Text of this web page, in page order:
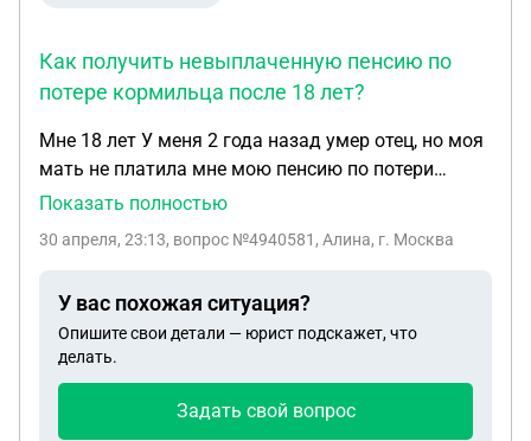
Как получить невыплаченную пенсию по
потере кормильца после 18 лет?
Мне 18 лет У меня 2 года назад умер отец, но моя
мать не платила мне мою пенсию по потери
кормильца,так как я с 16 лет живу отдельно от
с ней всегда были плохие, и даже когда я просила
говорила вот 18 исполнится и получай че хочешь.
Как быть в такой ситуации? И как сделать чтобы
она все мне вернула?
Показать полностью
30 апреля, 23:13, вопрос №4940581, Алина, г. Москва
У вас похожая ситуация?
Опишите свои детали — юрист подскажет, что
делать.
Задать свой вопрос